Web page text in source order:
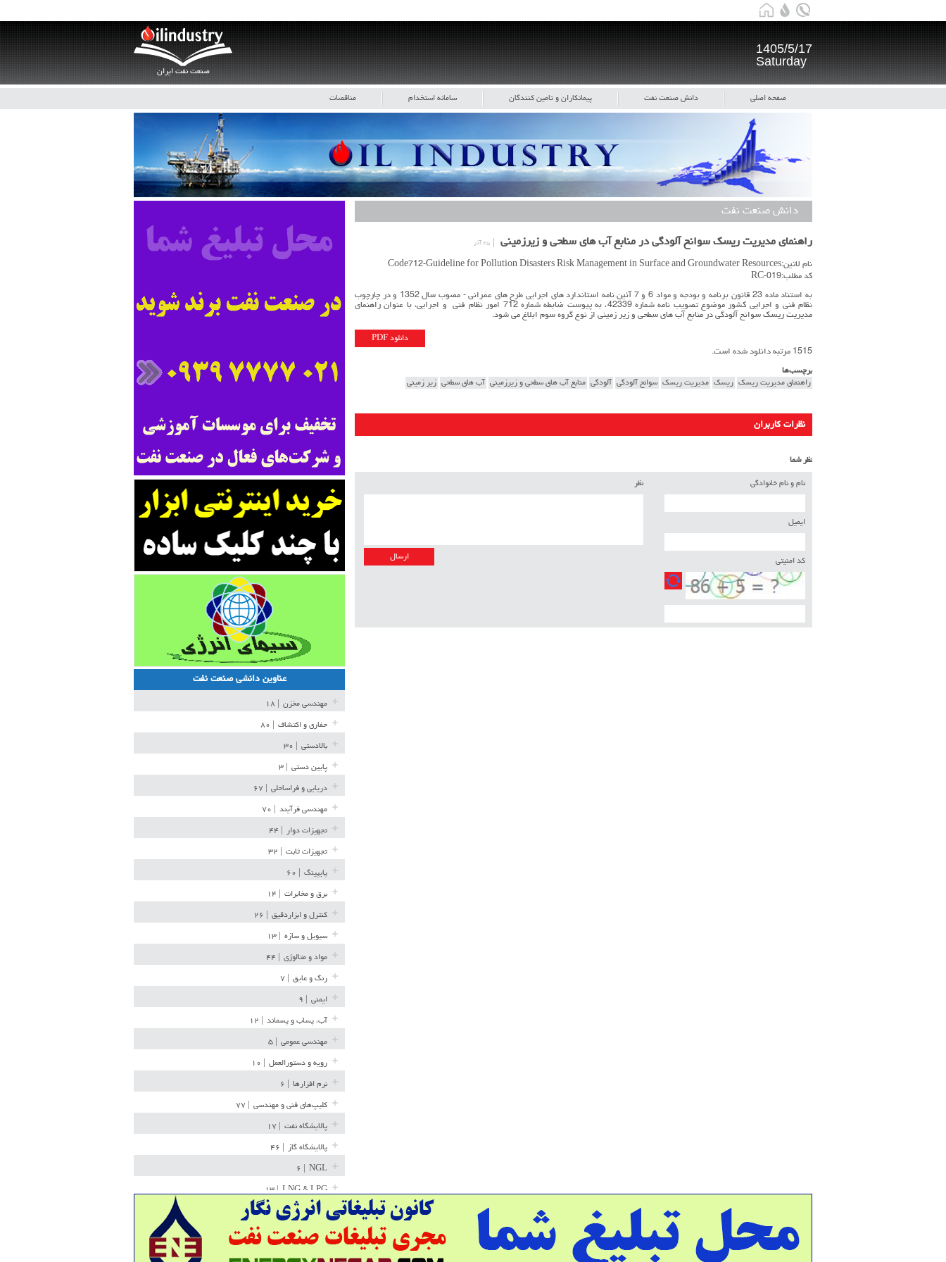
صنعت نفت ایران
1405/5/17
Saturday
صفحه اصلی دانش صنعت نفت پیمانکاران و تامین کنندگان سامانه استخدام مناقصات
دانش صنعت نفت
راهنماي مديريت ريسك سوانح آلودگي در منابع آب هاي سطحي و زيرزميني ۲۵ آذر
نام لاتین:Code712-Guideline for Pollution Disasters Risk Management in Surface and Groundwater Resources
کد مطلب:RC-019
به استناد ماده 23 قانون برنامه و بودجه و مواد 6 و 7 آئین نامه استاندارد های اجرایی طرح های عمرانی - مصوب سال 1352 و در چارچوب
نظام فنی و اجرایی کشور موضوع تصویب نامه شماره 42339، به پیوست ضابطه شماره 712 امور نظام فنی و اجرایی، با عنوان راهنمای
مدیریت ریسک سوانح آلودگی در منابع آب های سطحی و زیر زمینی از نوع گروه سوم ابلاغ می شود.
دانلود PDF
1515 مرتبه دانلود شده است.
برچسب‌ها
راهنماي مديريت ريسك ریسک مدیریت ریسک سوانح آلودگي آلودگی منابع آب هاي سطحي و زيرزميني آب های سطحی زیر زمینی
نظرات کاربران
نظر شما
نام و نام خانوادگی
ایمیل
کد امنیتی
نظر
عناوین دانشی صنعت نفت
مهندسی مخزن
حفاری و اکتشاف
بالادستی
پایین دستی
دریایی و فراساحلی
مهندسی فرآیند
تجهیزات دوار
تجهیزات ثابت
پایپینگ
برق و مخابرات
کنترل و ابزاردقیق
سیویل و سازه
مواد و متالوژی
رنگ و عایق
ایمنی
آب، پساب و پسماند
مهندسی عمومی
رویه و دستورالعمل
نرم افزارها
کلیپ‌های فنی و مهندسی
پالایشگاه نفت
پالایشگاه گاز
NGL
LNG & LPG | ۱۳
خط لوله | ۳۶
مخازن ذخیره